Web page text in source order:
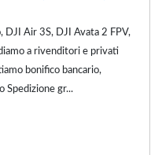
Air 3S, DJI Avata 2 FPV,
a rivenditori e privati
bonifico bancario,
Spedizione gr...